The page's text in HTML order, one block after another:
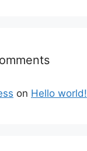
on Hello world!